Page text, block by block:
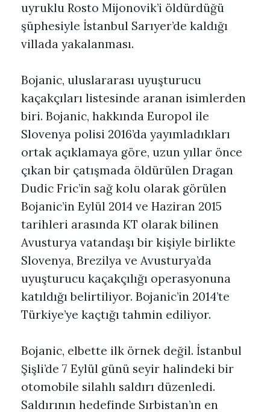
uyruklu Rosto Mijonovik’i öldürdüğü
şüphesiyle İstanbul Sarıyer’de kaldığı
villada yakalanması.
Bojanic, uluslararası uyuşturucu
kaçakçıları listesinde aranan isimlerden
biri. Bojanic, hakkında Europol ile
Slovenya polisi 2016’da yayımladıkları
ortak açıklamaya göre, uzun yıllar önce
çıkan bir çatışmada öldürülen Dragan
Dudic Fric’in sağ kolu olarak görülen
Bojanic’in Eylül 2014 ve Haziran 2015
tarihleri arasında KT olarak bilinen
Avusturya vatandaşı bir kişiyle birlikte
Slovenya, Brezilya ve Avusturya’da
uyuşturucu kaçakçılığı operasyonuna
katıldığı belirtiliyor. Bojanic’in 2014’te
Türkiye’ye kaçtığı tahmin ediliyor.
Bojanic, elbette ilk örnek değil. İstanbul
Şişli’de 7 Eylül günü seyir halindeki bir
otomobile silahlı saldırı düzenledi.
Saldırının hedefinde Sırbistan’ın en